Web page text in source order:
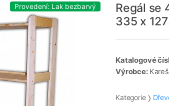
Provedení: Lak bezbarvý
Regál se
335 x
Katalogové
Výrobce:
Kategorie